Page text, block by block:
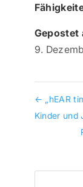
Gepostet
9.
← „hEAR
Kinder und